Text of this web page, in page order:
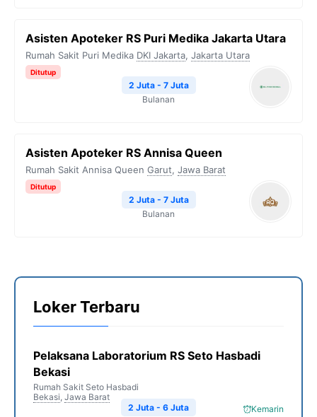
Asisten Apoteker RS Puri Medika Jakarta Utara
Rumah Sakit Puri Medika DKI Jakarta, Jakarta Utara
Ditutup
2 Juta - 7 Juta
Bulanan
Asisten Apoteker RS Annisa Queen
Rumah Sakit Annisa Queen Garut, Jawa Barat
Ditutup
2 Juta - 7 Juta
Bulanan
Loker Terbaru
Pelaksana Laboratorium RS Seto Hasbadi
Bekasi
Rumah Sakit Seto Hasbadi
Bekasi, Jawa Barat
Kemarin
2 Juta - 6 Juta